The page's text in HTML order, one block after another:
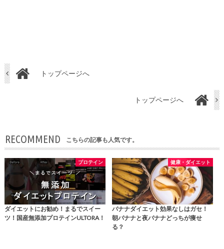
トップページへ
トップページへ
RECOMMEND こちらの記事も人気です。
プロテイン
ダイエットにお勧め！まるでスイー
ツ！国産無添加プロテインULTORA！
健康・ダイエット
バナナダイエット効果なしはガセ！
朝バナナと夜バナナどっちが痩せ
る？